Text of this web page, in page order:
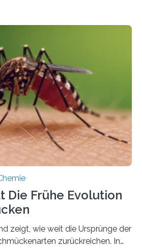
den komplexesten
von Millionen Jahren
sticht eine Gruppe heraus,
Natur vorkommt: die
Einige Arten
Zellfäden dichte Geflechte
Gestalt. Was auffällig ist: Die
Die Frühe Evolution
zeigt, wie weit die Ursprünge der
zurückreichen. In